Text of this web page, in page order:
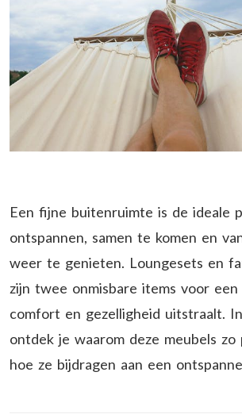
Een fijne buitenruimte is de ideale
ontspannen, samen te komen en
weer te genieten. Loungesets en
zijn twee onmisbare items voor
comfort en gezelligheid uitstraalt.
ontdek je waarom deze meubels zo
hoe ze bijdragen aan een